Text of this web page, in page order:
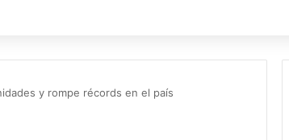
y rompe récords en el país